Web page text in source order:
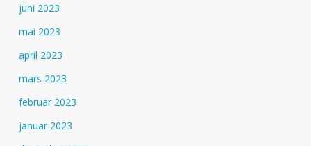
juni 2023
mai 2023
april 2023
mars 2023
februar 2023
januar 2023